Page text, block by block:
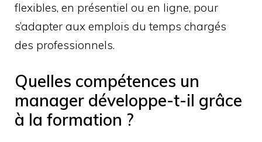
flexibles, en présentiel ou en ligne, pour
s’adapter aux emplois du temps chargés
des professionnels.
Quelles compétences un
manager développe-t-il grâce
à la formation ?